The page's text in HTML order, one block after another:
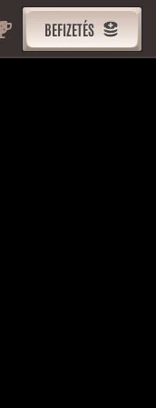
BEFIZETÉS